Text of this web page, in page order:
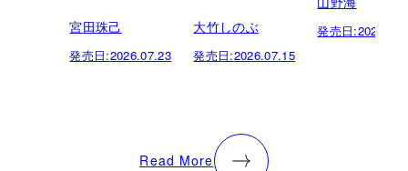
宮田珠己
発売日:2026.07.23
大竹しのぶ
発売日:2026.07.15
発売日:
Read More